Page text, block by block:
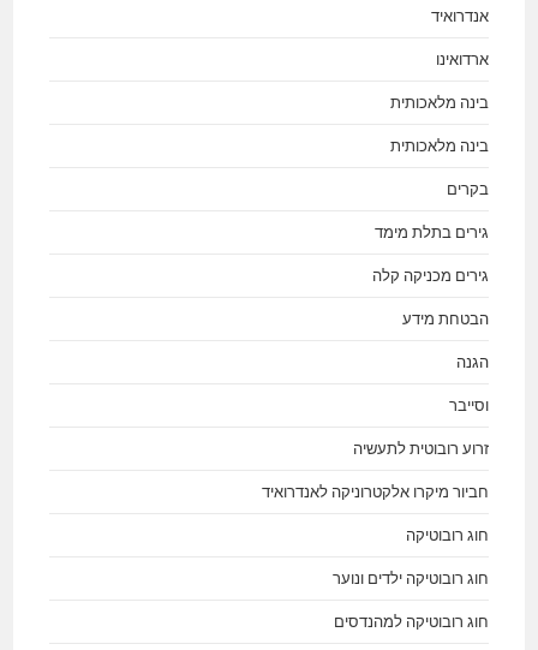
אנדרואיד
ארדואינו
בינה מלאכותית
בינה מלאכותית
בקרים
גירים בתלת מימד
גירים מכניקה קלה
הבטחת מידע
הגנה
וסייבר
זרוע רובוטית לתעשיה
חביור מיקרו אלקטרוניקה לאנדרואיד
חוג רובוטיקה
חוג רובוטיקה ילדים ונוער
חוג רובוטיקה למהנדסים